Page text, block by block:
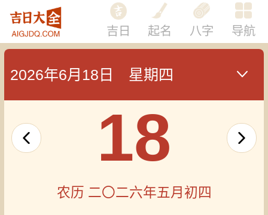
吉日 起名 八字 导航
2026年6月18日 星期四
18
农历 二〇二六年五月初四